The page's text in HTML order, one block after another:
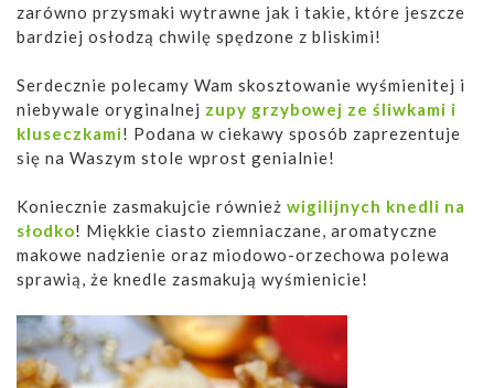
zarówno przysmaki wytrawne jak i takie, które jeszcze
bardziej osłodzą chwilę spędzone z bliskimi!
Serdecznie polecamy Wam skosztowanie wyśmienitej i
niebywale oryginalnej zupy grzybowej ze śliwkami i
kluseczkami! Podana w ciekawy sposób zaprezentuje
się na Waszym stole wprost genialnie!
Koniecznie zasmakujcie również wigilijnych knedli na
słodko! Miękkie ciasto ziemniaczane, aromatyczne
makowe nadzienie oraz miodowo-orzechowa polewa
sprawią, że knedle zasmakują wyśmienicie!